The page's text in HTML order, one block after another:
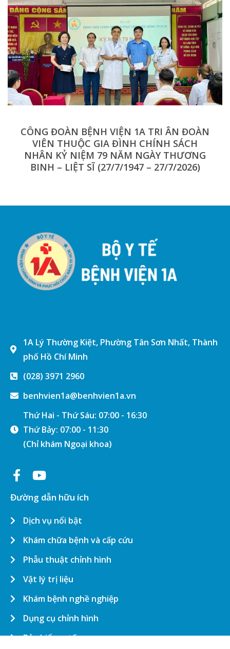
CÔNG ĐOÀN BỆNH VIỆN 1A TRI ÂN ĐOÀN
VIÊN THUỘC GIA ĐÌNH CHÍNH SÁCH
NHÂN KỶ NIỆM 79 NĂM NGÀY THƯƠNG
BINH – LIỆT SĨ (27/7/1947 – 27/7/2026)
1A Lý Thường Kiệt, Phường Tân Sơn Nhất, Thành
phố Hồ Chí Minh
(028) 3971 2960
benhvien1a@benhvien1a.vn
Thứ Hai - Thứ Sáu: 07:00 - 16:30
Thứ Bảy: 07:00 - 11:30
(Chỉ khám Ngoại khoa)
Đường dẫn hữu ích
Dịch vụ nổi bật
Khám chữa bệnh và cấp cứu
Phẫu thuật chỉnh hình
Vật lý trị liệu
Khám bệnh nghề nghiệp
Dụng cụ chỉnh hình
Bảo hiểm y tế